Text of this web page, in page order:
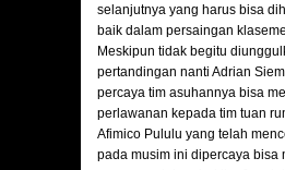
selanjutnya yang harus bisa
baik dalam persaingan
Meskipun tidak begitu
pertandingan nanti Adrian
percaya tim asuhannya bisa
perlawanan kepada tim tuan
Afimico Pululu yang telah
pada musim ini dipercaya bisa